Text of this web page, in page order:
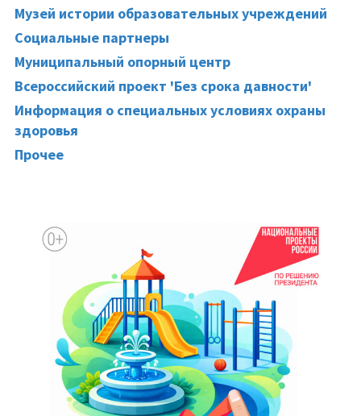
Музей истории образовательных учреждений
Социальные партнеры
Муниципальный опорный центр
Всероссийский проект 'Без срока давности'
Информация о специальных условиях охраны
здоровья
Прочее